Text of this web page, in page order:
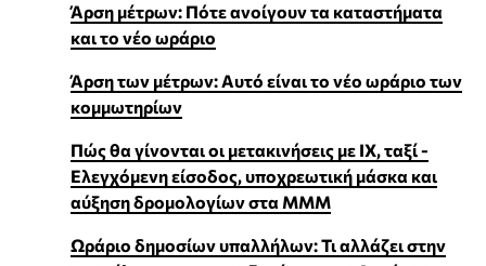
Άρση μέτρων: Πότε ανοίγουν τα καταστήματα
και το νέο ωράριο
Άρση των μέτρων: Αυτό είναι το νέο ωράριο των
κομμωτηρίων
Πώς θα γίνονται οι μετακινήσεις με ΙΧ, ταξί -
Ελεγχόμενη είσοδος, υποχρεωτική μάσκα και
αύξηση δρομολογίων στα ΜΜΜ
Ωράριο δημοσίων υπαλλήλων: Τι αλλάζει στην